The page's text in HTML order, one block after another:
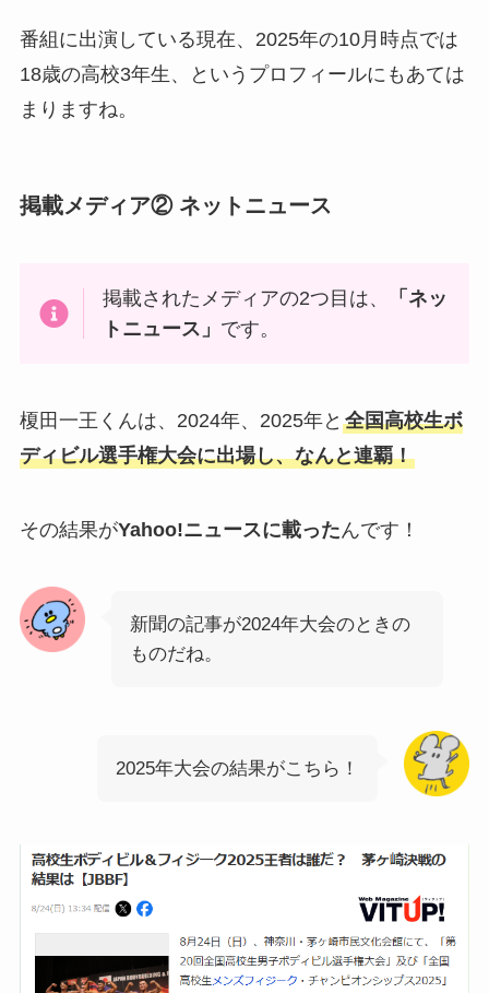
番組に出演している現在、2025年の10月時点では
18歳の高校3年生、というプロフィールにもあては
まりますね。
掲載メディア② ネットニュース
掲載されたメディアの2つ目は、
「ネッ
トニュース」 です。
榎田一王くんは、2024年、2025年と 全国高校生ボ
ディビル選手権大会に出場し、なんと連覇！
その結果がYahoo!ニュースに載ったんです！
新聞の記事が2024年大会のときの
ものだね。
2025年大会の結果がこちら！